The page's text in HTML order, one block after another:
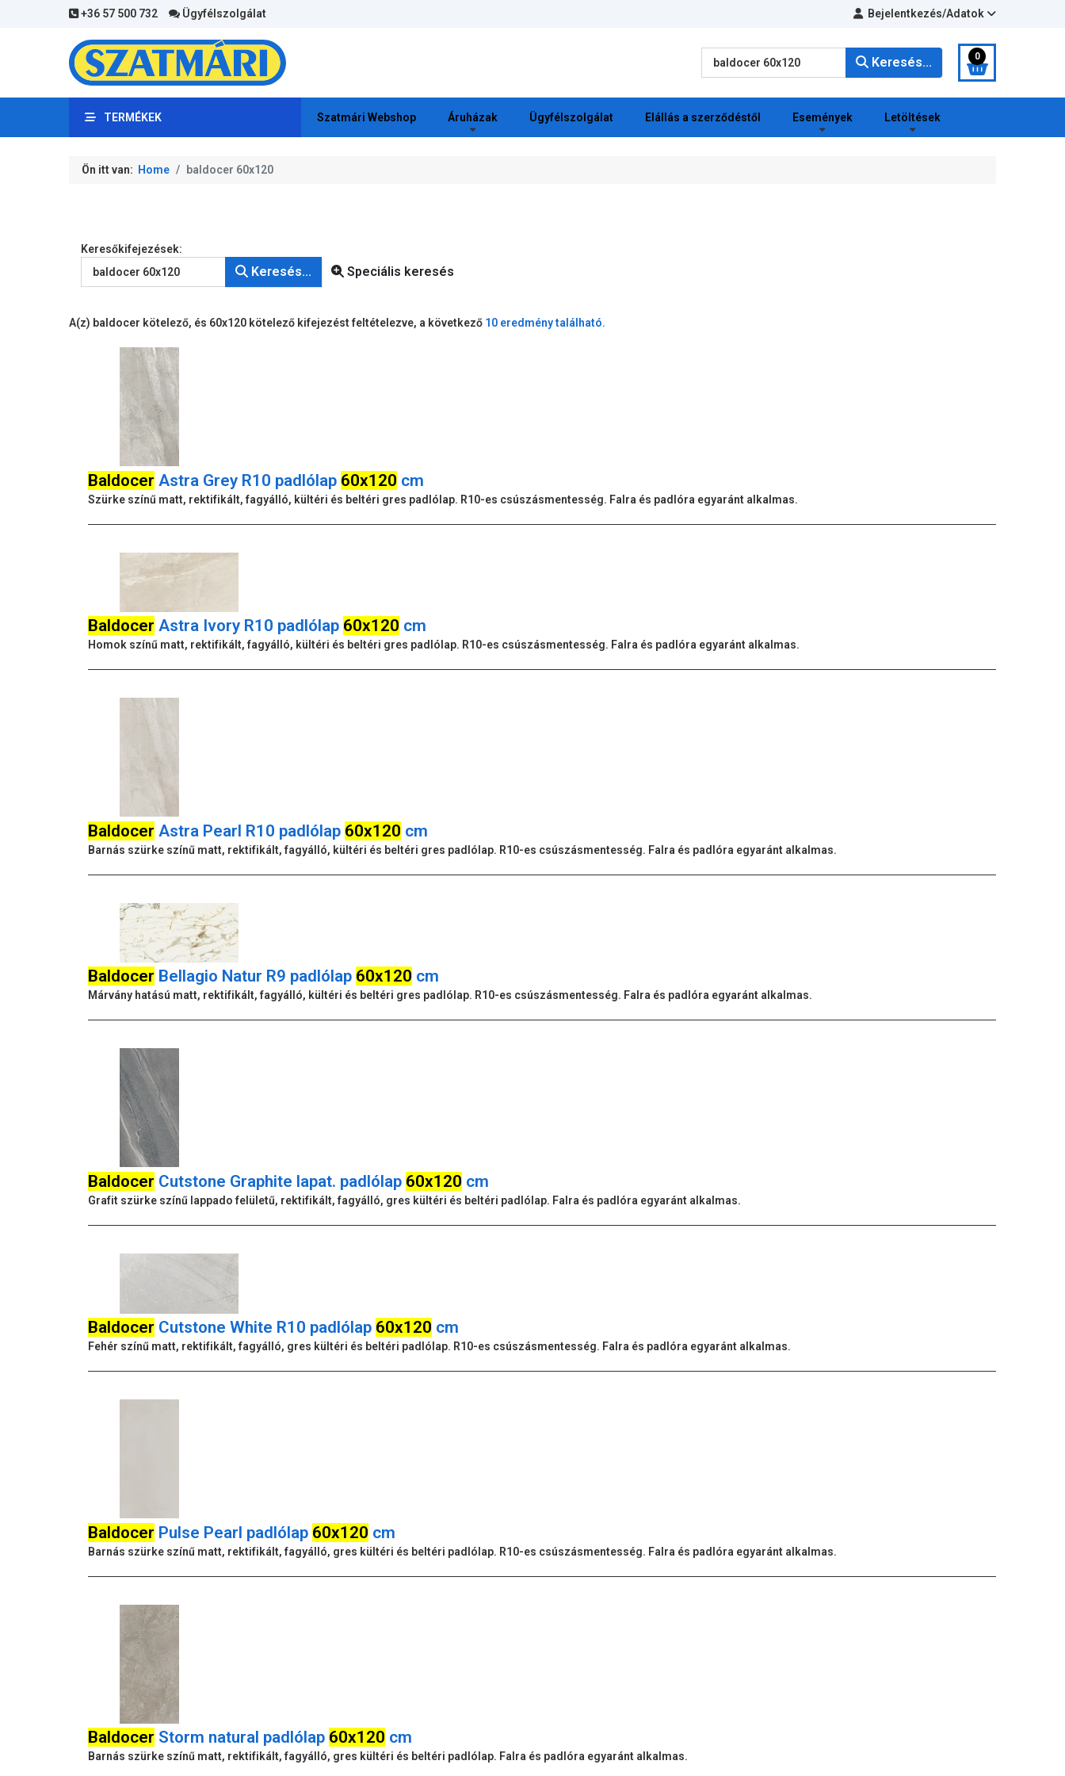
+36 57 500 732 Ügyfélszolgálat Bejelentkezés/Adatok
Keresés... 0
TERMÉKEK Szatmári Webshop Áruházak Ügyfélszolgálat Elállás a szerződéstől Események Letöltések
Ön itt van: Home baldocer 60x120
Keresési űrlap
Keresőkifejezések:
Keresés... Speciális keresés
A(z) baldocer kötelező, és 60x120 kötelező kifejezést feltételezve, a következő 10 eredmény található.
Baldocer Astra Grey R10 padlólap 60x120 cm
Szürke színű matt, rektifikált, fagyálló, kültéri és beltéri gres padlólap. R10-es csúszásmentesség. Falra és padlóra egyaránt alkalmas.
Baldocer Astra Ivory R10 padlólap 60x120 cm
Homok színű matt, rektifikált, fagyálló, kültéri és beltéri gres padlólap. R10-es csúszásmentesség. Falra és padlóra egyaránt alkalmas.
Baldocer Astra Pearl R10 padlólap 60x120 cm
Barnás szürke színű matt, rektifikált, fagyálló, kültéri és beltéri gres padlólap. R10-es csúszásmentesség. Falra és padlóra egyaránt alkalmas.
Baldocer Bellagio Natur R9 padlólap 60x120 cm
Márvány hatású matt, rektifikált, fagyálló, kültéri és beltéri gres padlólap. R10-es csúszásmentesség. Falra és padlóra egyaránt alkalmas.
Baldocer Cutstone Graphite lapat. padlólap 60x120 cm
Grafit szürke színű lappado felületű, rektifikált, fagyálló, gres kültéri és beltéri padlólap. Falra és padlóra egyaránt alkalmas.
Baldocer Cutstone White R10 padlólap 60x120 cm
Fehér színű matt, rektifikált, fagyálló, gres kültéri és beltéri padlólap. R10-es csúszásmentesség. Falra és padlóra egyaránt alkalmas.
Baldocer Pulse Pearl padlólap 60x120 cm
Barnás szürke színű matt, rektifikált, fagyálló, gres kültéri és beltéri padlólap. R10-es csúszásmentesség. Falra és padlóra egyaránt alkalmas.
Baldocer Storm natural padlólap 60x120 cm
Barnás szürke színű matt, rektifikált, fagyálló, gres kültéri és beltéri padlólap. Falra és padlóra egyaránt alkalmas.